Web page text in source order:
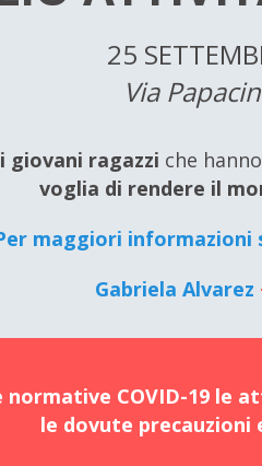
25
Via
giovani ragazzi che
voglia di rendere il
maggiori informazioni
Gabriela Alvarez
COVID-19 le
le dovute precauzioni